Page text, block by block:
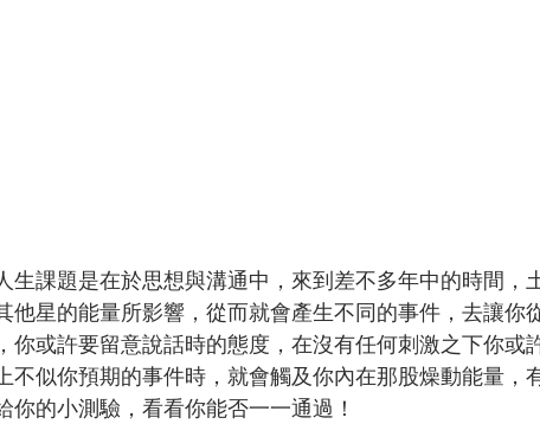
生課題是在於思想與溝通中，來到差不多年中的時間，
他星的能量所影響，從而就會產生不同的事件，去讓你
你或許要留意說話時的態度，在沒有任何刺激之下你或
不似你預期的事件時，就會觸及你內在那股燥動能量，
的小測驗，看看你能否一一通過！